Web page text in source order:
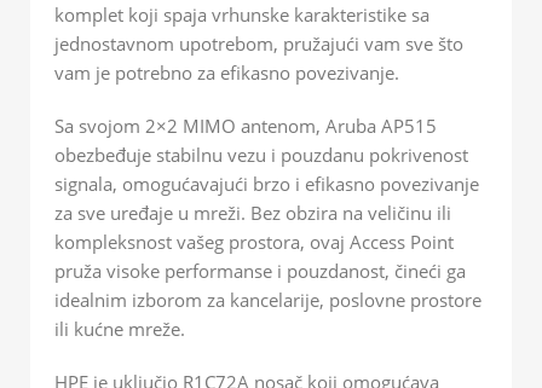
komplet koji spaja vrhunske karakteristike sa
jednostavnom upotrebom, pružajući vam sve što
vam je potrebno za efikasno povezivanje.
Sa svojom 2×2 MIMO antenom, Aruba AP515
obezbeđuje stabilnu vezu i pouzdanu pokrivenost
signala, omogućavajući brzo i efikasno povezivanje
za sve uređaje u mreži. Bez obzira na veličinu ili
kompleksnost vašeg prostora, ovaj Access Point
pruža visoke performanse i pouzdanost, čineći ga
idealnim izborom za kancelarije, poslovne prostore
ili kućne mreže.
HPE je uključio R1C72A nosač koji omogućava